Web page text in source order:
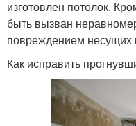
изготовлен потолок.
быть вызван
повреждением несущих
Как исправить